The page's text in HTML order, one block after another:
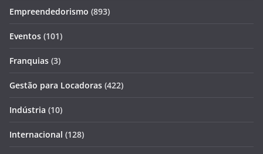
Empreendedorismo (893)
Eventos (101)
Franquias (3)
Gestão para Locadoras (422)
Indústria (10)
Internacional (128)